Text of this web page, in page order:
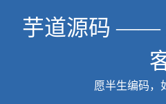
芋道源码 ——
愿半生编码，